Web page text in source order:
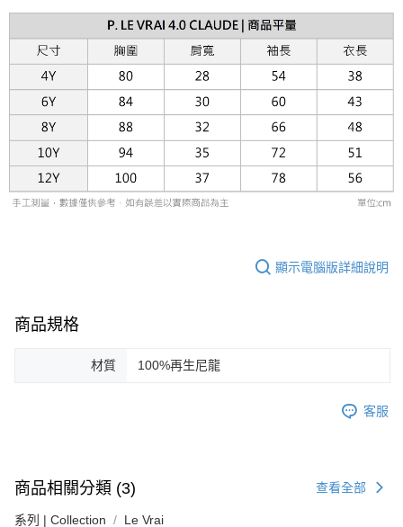
後付繳納相關費用。
※ 交易是否成功請以「AFTEE先享後付 」之結帳頁面顯示為準，若有關於
是否繳費成功／繳費後需取消欲退款等相關疑問，請聯繫「AFTEE先享後付
客戶支援中心」https://netprotections.freshdesk.com/support/home
【注意事項】
１．透過由恩沛科技股份有限公司提供之「AFTEE先享後付」服務完成之交
易，需依本服務之必要範圍內提供個人資料，並將交易相關給付款項請求債
權轉讓予恩沛科技股份有限公司。
２．關於個人資料處理事宜，請瀏覽以下網址：
https://aftee.tw/terms/#terms3
３．未成年的使用者請事先徵得法定代理人或監護人之同意方可使用
「AFTEE先享後付」，若未經同意申辦者引起之損失，本公司不負相關責
顯示電腦版詳細說明
商品規格
材質 100%再生尼龍
客服
商品相關分類 (3) 查看全部
系列 | Collection Le Vrai